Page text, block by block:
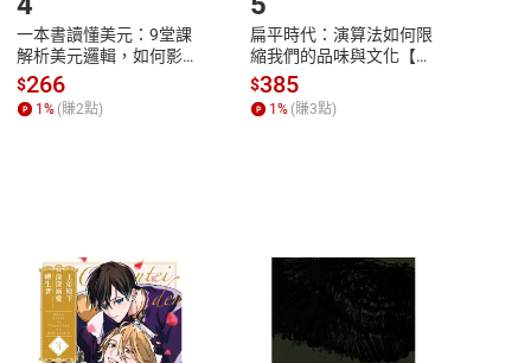
一本書讀懂美元：9堂課
解析美元邏輯，如何影響
全球經濟和每個人的投資
【電子書】
$266
1% (賺2點)
扁平時代：演算法如何限
縮我們的品味與文化【電
子書】
$385
1% (賺3點)